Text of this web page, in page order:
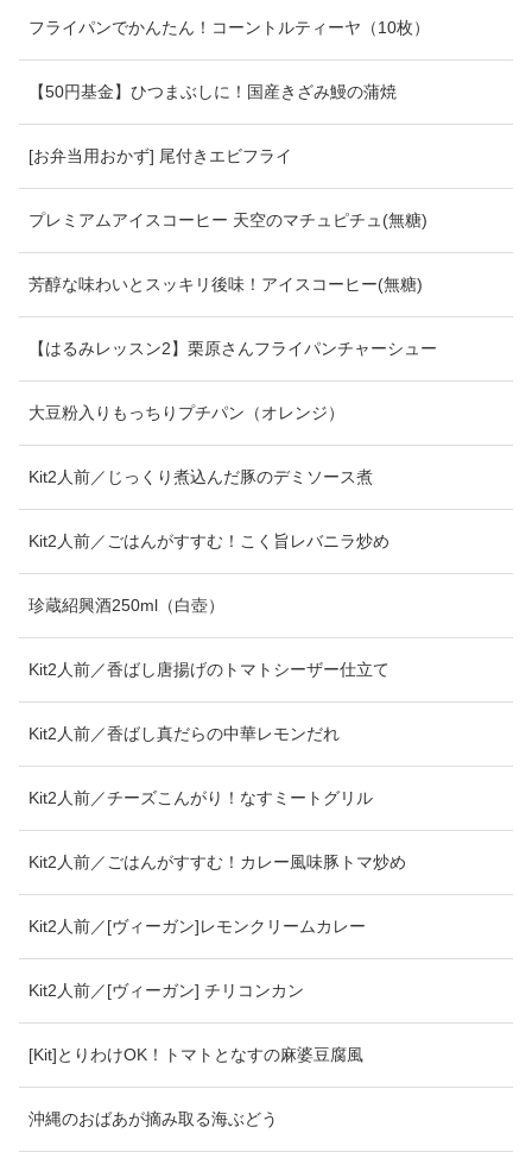
フライパンでかんたん！コーントルティーヤ（10枚）
【50円基金】ひつまぶしに！国産きざみ鰻の蒲焼
[お弁当用おかず] 尾付きエビフライ
プレミアムアイスコーヒー 天空のマチュピチュ(無糖)
芳醇な味わいとスッキリ後味！アイスコーヒー(無糖)
【はるみレッスン2】栗原さんフライパンチャーシュー
大豆粉入りもっちりプチパン（オレンジ）
Kit2人前／じっくり煮込んだ豚のデミソース煮
Kit2人前／ごはんがすすむ！こく旨レバニラ炒め
珍蔵紹興酒250ml（白壺）
Kit2人前／香ばし唐揚げのトマトシーザー仕立て
Kit2人前／香ばし真だらの中華レモンだれ
Kit2人前／チーズこんがり！なすミートグリル
Kit2人前／ごはんがすすむ！カレー風味豚トマ炒め
Kit2人前／[ヴィーガン]レモンクリームカレー
Kit2人前／[ヴィーガン] チリコンカン
[Kit]とりわけOK！トマトとなすの麻婆豆腐風
沖縄のおばあが摘み取る海ぶどう